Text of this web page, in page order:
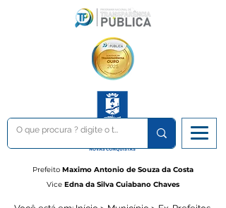
Prefeito Maximo Antonio de Souza da Costa
Vice Edna da Silva Cuiabano Chaves